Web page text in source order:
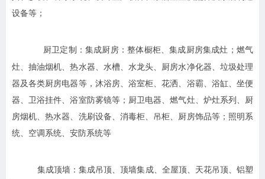
设备等；
厨卫定制：集成厨房：整体橱柜、集成厨房集成灶；燃气
灶、抽油烟机、热水器、水槽、水龙头、厨房水净化器、垃圾处理
器及各类厨房电器等，沐浴房、浴室柜、花洒、浴霸、浴缸、坐便
器、卫浴挂件、浴室防雾镜等； 厨卫电器、燃气灶、炉灶系列、厨
房烟机、热水器、洗刷设备、消毒柜、吊柜、厨房饰品等；照明系
统、空调系统、安防系统等
集成顶墙：集成吊顶、顶墙集成、全屋顶、天花吊顶、铝塑